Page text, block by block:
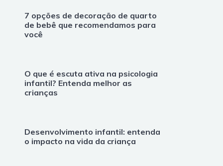
7 opções de decoração de quarto
de bebê que recomendamos para
você
O que é escuta ativa na psicologia
infantil? Entenda melhor as
crianças
Desenvolvimento infantil: entenda
o impacto na vida da criança